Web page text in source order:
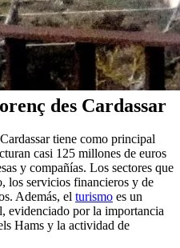
des Cardassar
tiene como principal
casi 125 millones de euros
y compañías. Los sectores que
los servicios financieros y de
Además, el turismo es un
evidenciado por la importancia
Hams y la actividad de